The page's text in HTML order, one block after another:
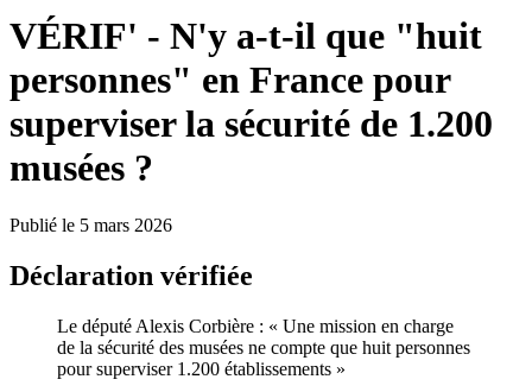
VÉRIF' - N'y a-t-il que "huit
personnes" en France pour
superviser la sécurité de 1.200
musées ?
Publié le 5 mars 2026
Déclaration vérifiée
Le député Alexis Corbière : « Une mission en charge
de la sécurité des musées ne compte que huit personnes
pour superviser 1.200 établissements »